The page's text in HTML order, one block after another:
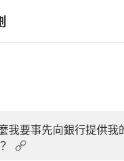
我要事先向銀行提供我